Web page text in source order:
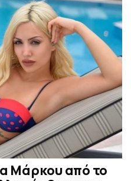
Μάρκου από το